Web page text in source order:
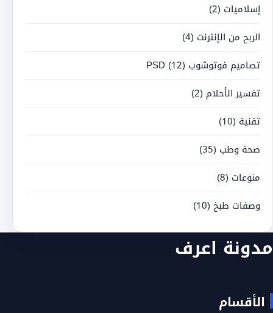
إسلاميات (2)
الربح من الإنترنت (4)
تصاميم فوتوشوب PSD (12)
تفسير الأحلام (2)
تقنية (10)
صحة وطب (35)
منوعات (8)
وصفات طبخ (10)
مدونة اعرف
الأقسام